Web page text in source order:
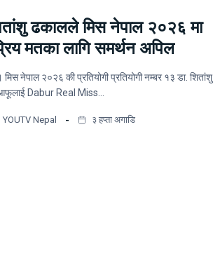
ढकालले मिस नेपाल २०२६ मा
मतका लागि समर्थन अपिल
मिस नेपाल २०२६ की प्रतियोगी प्रतियोगी नम्बर १३ डा. शितांशु
Dabur Real Miss…
YOUTV Nepal ३ हप्ता अगाडि